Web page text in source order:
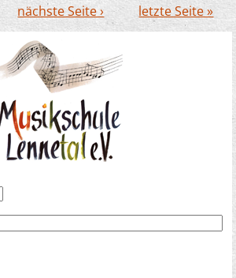
nächste Seite › letzte Seite »